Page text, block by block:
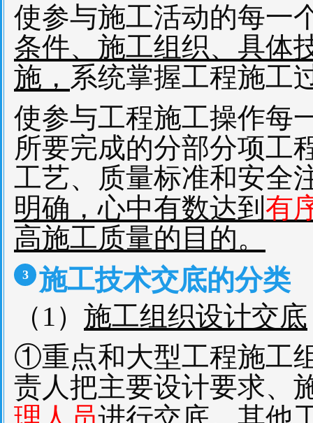
使参与施工活动的每一
条件、施工组织、具体
施， 系统掌握工程施工
使参与工程施工操作每
所要完成的分部分项工
工艺、质量标准和安全
明确，心中有数达到 有
高施工质量的目的。
3
施工技术交底的分类
（1） 施工组织设计交底
①重点和大型工程施工
责人把主要设计要求、